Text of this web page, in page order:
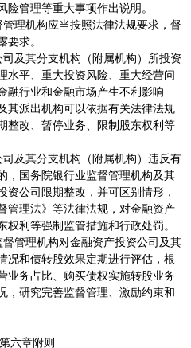
管理等重大事项作出说明。
理机构应当按照法律法规要求，督
要求。
及其分支机构（附属机构）所投资
水平、重大投资风险、重大经营问
融行业和金融市场产生不利影响
其派出机构可以依据有关法律法规
整改、暂停业务、限制股东权利等
及其分支机构（附属机构）违反有
，国务院银行业监督管理机构及其
公司限期整改，并可区别情形，
管理法》等法律法规，对金融资产
利等强制监管措施和行政处罚。
管理机构对金融资产投资公司及其
况和债转股效果定期进行评估，根
业务占比、购买债权实施转股业务
，研究完善监督管理、激励约束和
第六章附则